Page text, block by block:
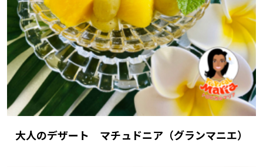
大人のデザート マチュドニア（グランマニエ）